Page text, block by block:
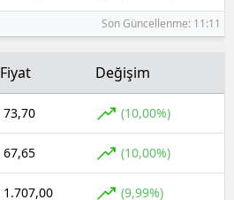
Son Güncellenme: 11:11
Fiyat Değişim
73,70 (10,00%)
67,65 (10,00%)
1.707,00 (9,99%)